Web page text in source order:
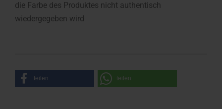
die Farbe des Produktes nicht authentisch
wiedergegeben wird
teilen teilen